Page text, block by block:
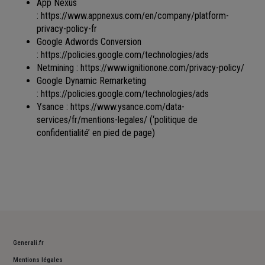
App Nexus
: https://www.appnexus.com/en/company/platform-
privacy-policy-fr
Google Adwords Conversion
: https://policies.google.com/technologies/ads
Netmining : https://www.ignitionone.com/privacy-policy/
Google Dynamic Remarketing
: https://policies.google.com/technologies/ads
Ysance : https://www.ysance.com/data-
services/fr/mentions-legales/ (‘politique de
confidentialité’ en pied de page)
Generali.fr
Mentions légales